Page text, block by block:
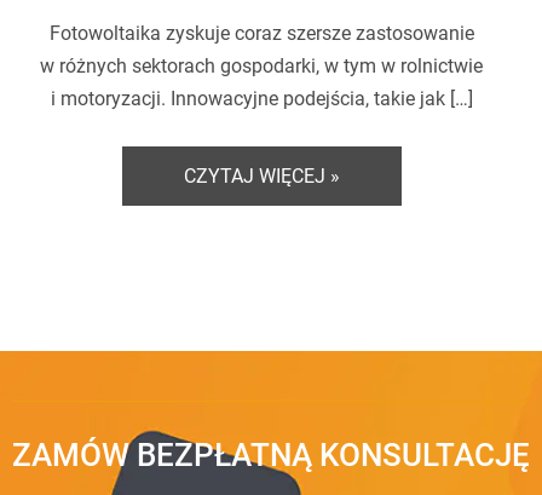
Fotowoltaika zyskuje coraz szersze zastosowanie
w różnych sektorach gospodarki, w tym w rolnictwie
i motoryzacji. Innowacyjne podejścia, takie jak […]
CZYTAJ WIĘCEJ »
ZAMÓW BEZPŁATNĄ KONSULTACJĘ